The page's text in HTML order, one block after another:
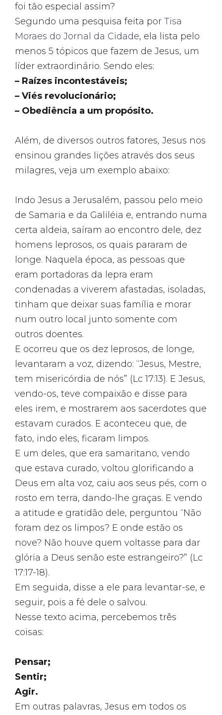
foi tão especial assim?
Segundo uma pesquisa feita por Tisa
Moraes do Jornal da Cidade, ela lista pelo
menos 5 tópicos que fazem de Jesus, um
líder extraordinário. Sendo eles:
– Raízes incontestáveis;
– Viés revolucionário;
– Obediência a um propósito.
Além, de diversos outros fatores, Jesus nos
ensinou grandes lições através dos seus
milagres, veja um exemplo abaixo:
Indo Jesus a Jerusalém, passou pelo meio
de Samaria e da Galiléia e, entrando numa
certa aldeia, saíram ao encontro dele, dez
homens leprosos, os quais pararam de
longe. Naquela época, as pessoas que
eram portadoras da lepra eram
condenadas a viverem afastadas, isoladas,
tinham que deixar suas família e morar
num outro local junto somente com
outros doentes.
E ocorreu que os dez leprosos, de longe,
levantaram a voz, dizendo: “Jesus, Mestre,
tem misericórdia de nós” (Lc 17:13). E Jesus,
vendo-os, teve compaixão e disse para
eles irem, e mostrarem aos sacerdotes que
estavam curados. E aconteceu que, de
fato, indo eles, ficaram limpos.
E um deles, que era samaritano, vendo
que estava curado, voltou glorificando a
Deus em alta voz, caiu aos seus pés, com o
rosto em terra, dando-lhe graças. E vendo
a atitude e gratidão dele, perguntou “Não
foram dez os limpos? E onde estão os
nove? Não houve quem voltasse para dar
glória a Deus senão este estrangeiro?” (Lc
17:17-18).
Em seguida, disse a ele para levantar-se, e
seguir, pois a fé dele o salvou.
Nesse texto acima, percebemos três
coisas:
Pensar;
Sentir;
Agir.
Em outras palavras, Jesus em todos os